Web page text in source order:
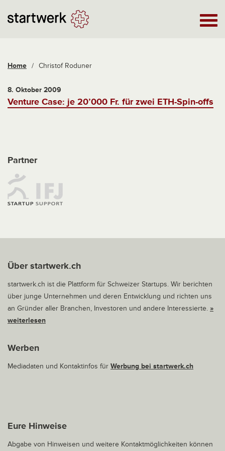
Home / Christof Roduner
8. Oktober 2009
Venture Case: je 20’000 Fr. für zwei ETH-Spin-offs
Partner
Über startwerk.ch
startwerk.ch ist die Plattform für Schweizer Startups. Wir berichten
über junge Unternehmen und deren Entwicklung und richten uns
an Gründer aller Branchen, Investoren und andere Interessierte. »
weiterlesen
Werben
Mediadaten und Kontaktinfos für Werbung bei startwerk.ch
Eure Hinweise
Abgabe von Hinweisen und weitere Kontaktmöglichkeiten können